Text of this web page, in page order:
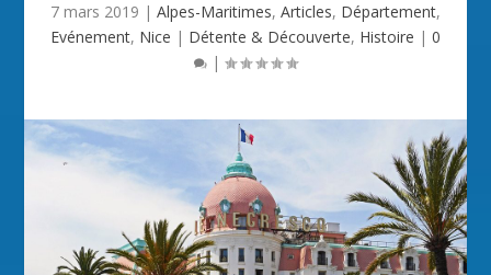
7 mars 2019 | Alpes-Maritimes, Articles, Département,
Evénement, Nice | Détente & Découverte, Histoire | 0
|